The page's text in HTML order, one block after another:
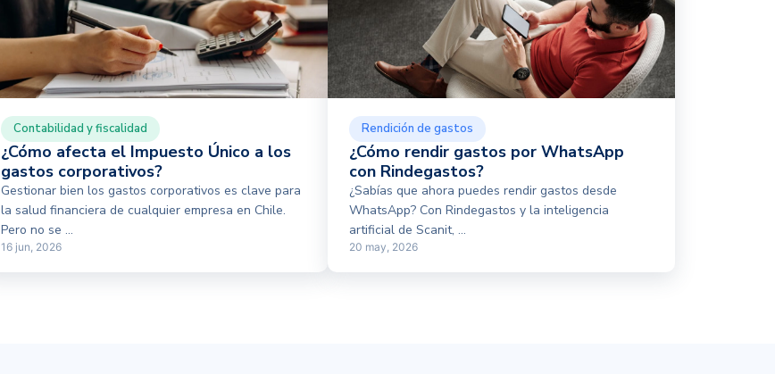
Contabilidad y fiscalidad
¿Cómo afecta el Impuesto Único a los
gastos corporativos?
Gestionar bien los gastos corporativos es clave para
la salud financiera de cualquier empresa en Chile.
Pero no se ...
16 jun, 2026
Rendición de gastos
¿Cómo rendir gastos por WhatsApp
con Rindegastos?
¿Sabías que ahora puedes rendir gastos desde
WhatsApp? Con Rindegastos y la inteligencia
artificial de Scanit, ...
20 may, 2026